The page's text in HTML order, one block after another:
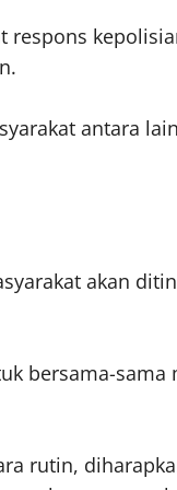
antara
akan
bersama-
rutin,